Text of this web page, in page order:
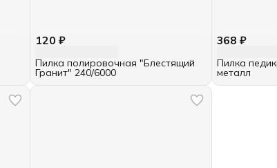
120 ₽
Пилка полировочная "Блестящий
Гранит" 240/6000
368 ₽
Пилка
металл